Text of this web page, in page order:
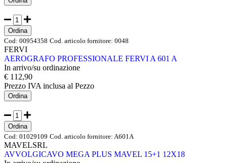
Ordina
Cod: 00954358 Cod. articolo fornitore: 0048
FERVI
AEROGRAFO PROFESSIONALE FERVI A 601 A
In arrivo/su ordinazione
€ 112,90
Prezzo IVA inclusa al Pezzo
Ordina
Ordina
Cod: 01029109 Cod. articolo fornitore: A601A
MAVELSRL
AVVOLGICAVO MEGA PLUS MAVEL 15+1 12X18